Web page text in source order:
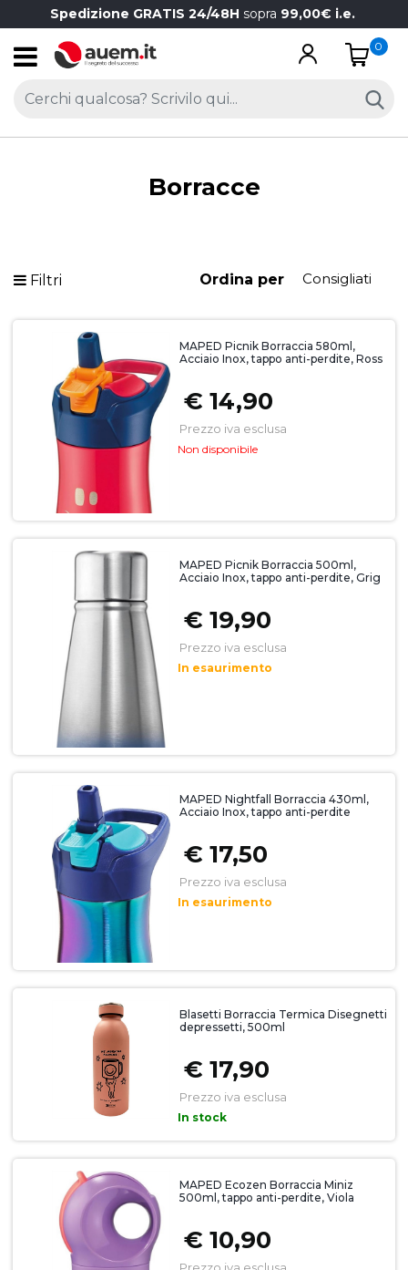
Spedizione GRATIS 24/48H sopra 99,00€ i.e.
Open
0
Borracce
Filtri Ordina per
MAPED Picnik Borraccia 580ml,
Acciaio Inox, tappo anti-perdite, Ross
€ 14,90
Prezzo iva esclusa
Non disponibile
MAPED Picnik Borraccia 500ml,
Acciaio Inox, tappo anti-perdite, Grig
€ 19,90
Prezzo iva esclusa
In esaurimento
MAPED Nightfall Borraccia 430ml,
Acciaio Inox, tappo anti-perdite
€ 17,50
Prezzo iva esclusa
In esaurimento
Blasetti Borraccia Termica Disegnetti
depressetti, 500ml
€ 17,90
Prezzo iva esclusa
In stock
MAPED Ecozen Borraccia Miniz
500ml, tappo anti-perdite, Viola
€ 10,90